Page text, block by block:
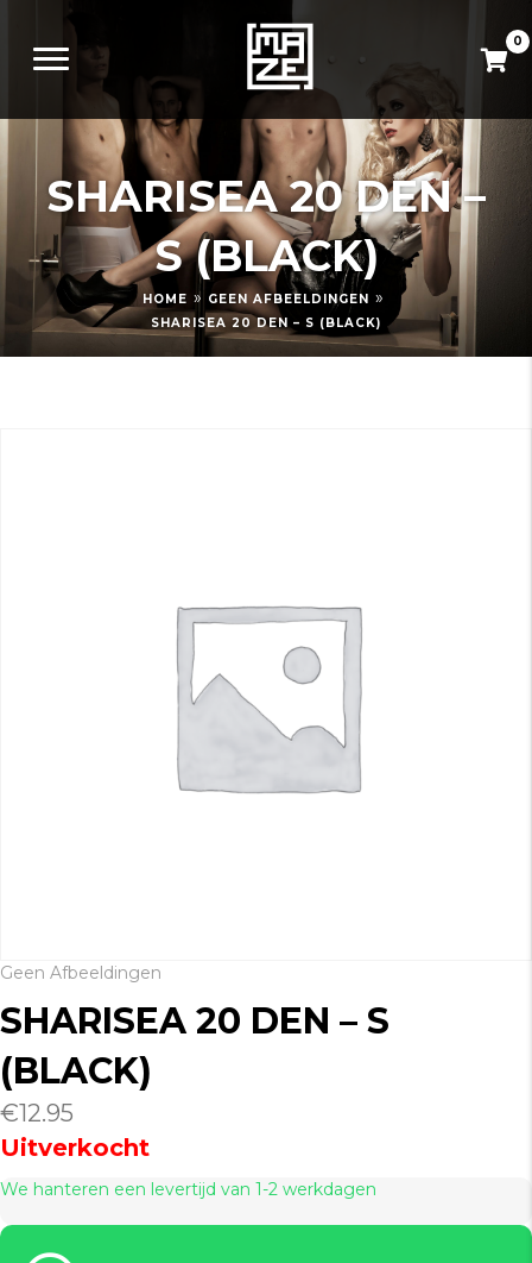
0
SHARISEA 20 DEN –
S (BLACK)
HOME » GEEN AFBEELDINGEN »
SHARISEA 20 DEN – S (BLACK)
Geen Afbeeldingen
SHARISEA 20 DEN – S
(BLACK)
€12.95
Uitverkocht
We hanteren een levertijd van 1-2 werkdagen